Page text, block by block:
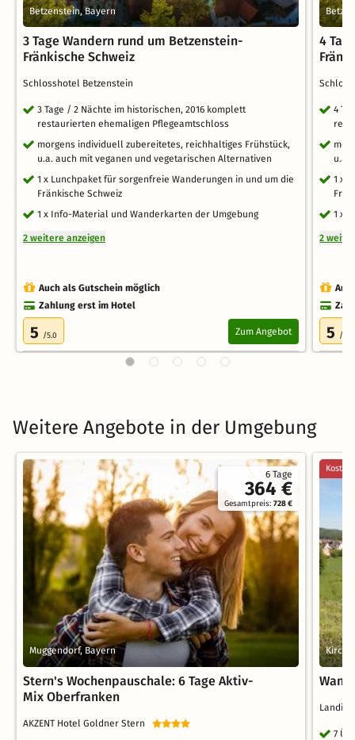
Betzenstein, Bayern
3 Tage Wandern rund um Betzenstein-
Fränkische Schweiz
Schlosshotel Betzenstein
3 Tage / 2 Nächte im historischen, 2016 komplett
restaurierten ehemaligen Pflegeamtschloss
morgens individuell zubereitetes, reichhaltiges Frühstück,
u.a. auch mit veganen und vegetarischen Alternativen
1 x Lunchpaket für sorgenfreie Wanderungen in und um die
Fränkische Schweiz
1 x Info-Material und Wanderkarten der Umgebung
2 weitere anzeigen
Auch als Gutschein möglich
Zahlung erst im Hotel
5 /5.0 Zum Angebot
4
4
u.a.
1 x
1 x
2
5 /5.0
Weitere Angebote in der Umgebung
6 Tage
364 €
Gesamtpreis:728 €
Muggendorf, Bayern
Stern's Wochenpauschale: 6 Tage Aktiv-
Mix Oberfranken
AKZENT Hotel Goldner Stern
7